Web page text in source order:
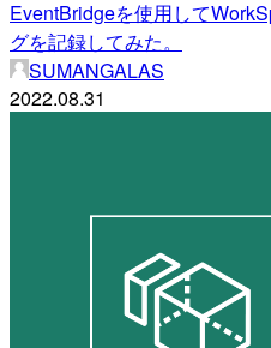
EventBridgeを使用して
グを記録してみた。
SUMANGALAS
2022.08.31